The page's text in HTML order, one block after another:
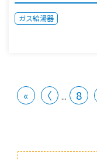
ガス給湯器
« 〈 ... 8